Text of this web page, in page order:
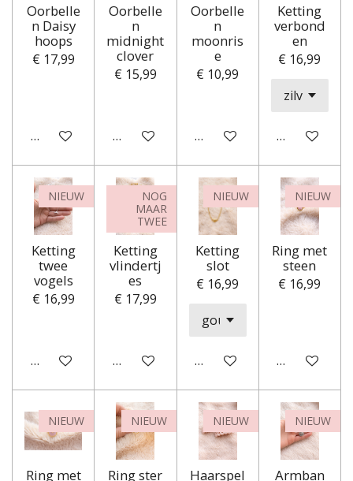
Oorbelle
n Daisy
hoops
€ 17,99
Houd mij op de hoogte
Oorbelle
n
midnight
clover
€ 15,99
In winkelwagen
Oorbelle
n
moonris
e
€ 10,99
In winkelwagen
Ketting
verbond
en
€ 16,99
In
NIEUW
Ketting
twee
vogels
€ 16,99
In winkelwagen
NOG
MAAR
TWEE
Ketting
vlindertj
es
€ 17,99
Houd mij op de hoogte
NIEUW
Ketting
slot
€ 16,99
In winkelwagen
NIEUW
Ring met
steen
€ 16,99
Houd mij
NIEUW
Ring met
NIEUW
Ring ster
NIEUW
Haarspel
NIEUW
Armban